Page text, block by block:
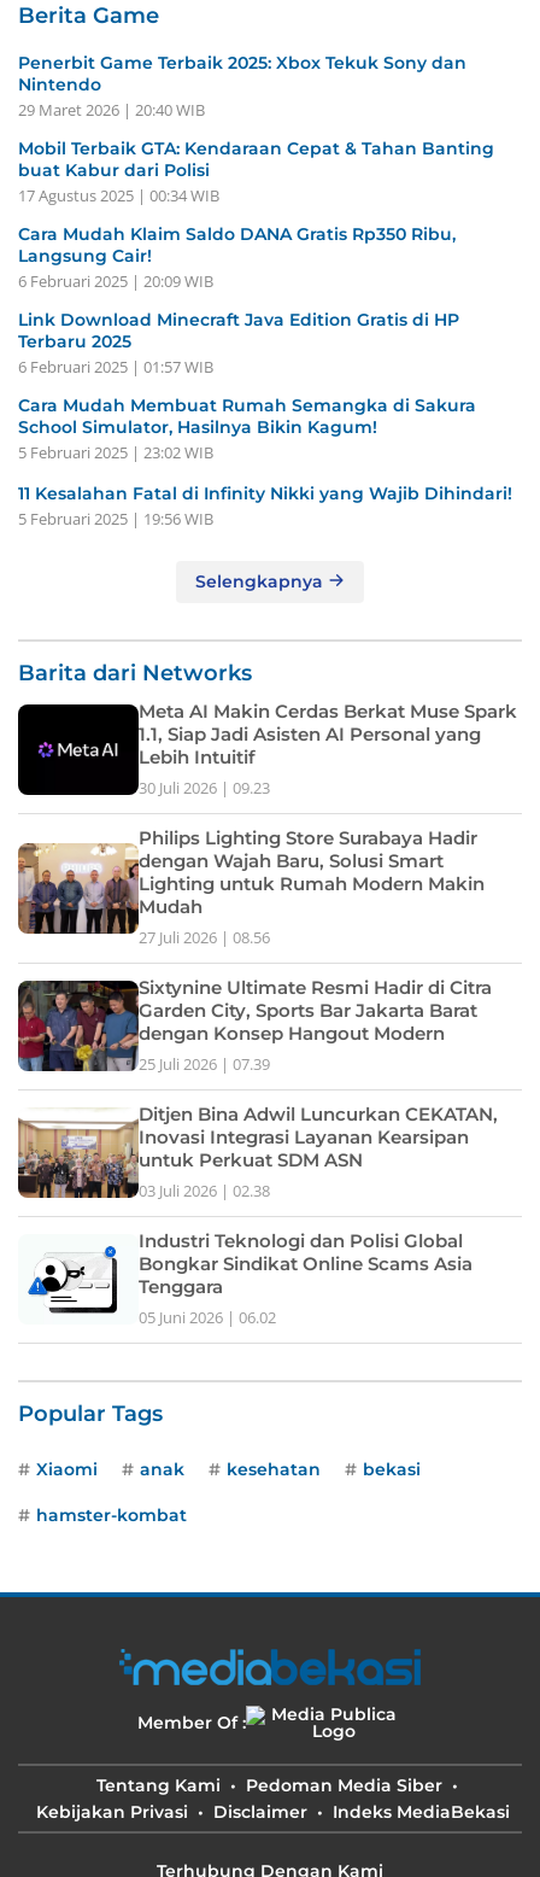
Berita Game
Penerbit Game Terbaik 2025: Xbox Tekuk Sony dan
Nintendo
29 Maret 2026 | 20:40 WIB
Mobil Terbaik GTA: Kendaraan Cepat & Tahan Banting
buat Kabur dari Polisi
17 Agustus 2025 | 00:34 WIB
Cara Mudah Klaim Saldo DANA Gratis Rp350 Ribu,
Langsung Cair!
6 Februari 2025 | 20:09 WIB
Link Download Minecraft Java Edition Gratis di HP
Terbaru 2025
6 Februari 2025 | 01:57 WIB
Cara Mudah Membuat Rumah Semangka di Sakura
School Simulator, Hasilnya Bikin Kagum!
5 Februari 2025 | 23:02 WIB
11 Kesalahan Fatal di Infinity Nikki yang Wajib Dihindari!
5 Februari 2025 | 19:56 WIB
Selengkapnya
Barita dari Networks
Meta AI Makin Cerdas Berkat Muse Spark
1.1, Siap Jadi Asisten AI Personal yang
Lebih Intuitif
30 Juli 2026 | 09.23
Philips Lighting Store Surabaya Hadir
dengan Wajah Baru, Solusi Smart
Lighting untuk Rumah Modern Makin
Mudah
27 Juli 2026 | 08.56
Sixtynine Ultimate Resmi Hadir di Citra
Garden City, Sports Bar Jakarta Barat
dengan Konsep Hangout Modern
25 Juli 2026 | 07.39
Ditjen Bina Adwil Luncurkan CEKATAN,
Inovasi Integrasi Layanan Kearsipan
untuk Perkuat SDM ASN
03 Juli 2026 | 02.38
Industri Teknologi dan Polisi Global
Bongkar Sindikat Online Scams Asia
Tenggara
05 Juni 2026 | 06.02
Popular Tags
Xiaomi anak kesehatan bekasi
hamster-kombat
Member Of :
Tentang Kami
Pedoman Media Siber
Kebijakan Privasi
Disclaimer Indeks MediaBekasi
Terhubung Dengan Kami